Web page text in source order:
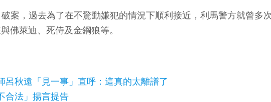
案，過去為了在不驚動嫌犯的情況下順利接近，利馬警方就曾多
佛萊迪、死侍及金鋼狼等。
秋遠「見一事」直呼：這真的太離譜了
合法」揚言提告